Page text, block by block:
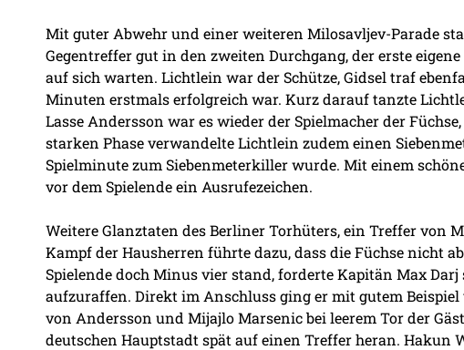
Mit guter Abwehr und einer weiteren Milosavljev-Parade
Gegentreffer gut in den zweiten Durchgang, der erste
auf sich warten. Lichtlein war der Schütze, Gidsel traf
Minuten erstmals erfolgreich war. Kurz darauf tanzte
Lasse Andersson war es wieder der Spielmacher der
starken Phase verwandelte Lichtlein zudem einen
Spielminute zum Siebenmeterkiller wurde. Mit einem
vor dem Spielende ein Ausrufezeichen.
Weitere Glanztaten des Berliner Torhüters, ein Treffer von
Kampf der Hausherren führte dazu, dass die Füchse nicht
Spielende doch Minus vier stand, forderte Kapitän Max
aufzuraffen. Direkt im Anschluss ging er mit gutem
von Andersson und Mijajlo Marsenic bei leerem Tor der
deutschen Hauptstadt spät auf einen Treffer heran. Hakun